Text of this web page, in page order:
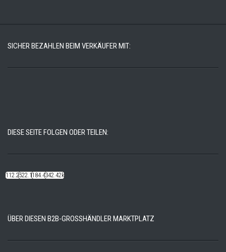
SICHER BEZAHLEN BEIM VERKÄUFER MIT:
DIESE SEITE FOLGEN ODER TEILEN:
112.22k522.14k184.48k342.42k
ÜBER DIESEN B2B-GROSSHÄNDLER MARKTPLATZ